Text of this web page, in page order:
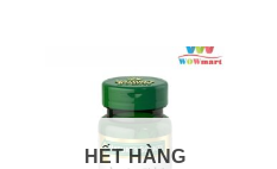
HẾT HÀNG